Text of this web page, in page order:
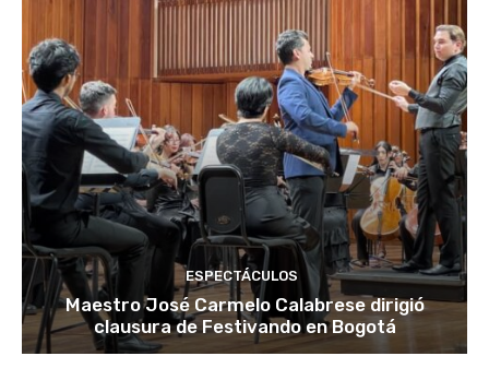
ESPECTÁCULOS
Maestro José Carmelo Calabrese dirigió
clausura de Festivando en Bogotá